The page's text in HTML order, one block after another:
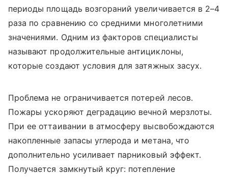
периоды площадь возгораний увеличивается в 2–4
раза по сравнению со средними многолетними
значениями. Одним из факторов специалисты
называют продолжительные антициклоны,
которые создают условия для затяжных засух.
Проблема не ограничивается потерей лесов.
Пожары ускоряют деградацию вечной мерзлоты.
При ее оттаивании в атмосферу высвобождаются
накопленные запасы углерода и метана, что
дополнительно усиливает парниковый эффект.
Получается замкнутый круг: потепление